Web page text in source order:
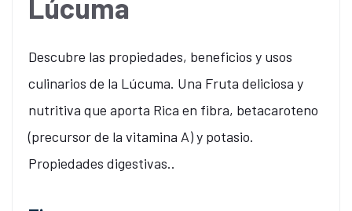
Lúcuma
Descubre las propiedades, beneficios y usos
culinarios de la Lúcuma. Una Fruta deliciosa y
nutritiva que aporta Rica en fibra, betacaroteno
(precursor de la vitamina A) y potasio.
Propiedades digestivas..